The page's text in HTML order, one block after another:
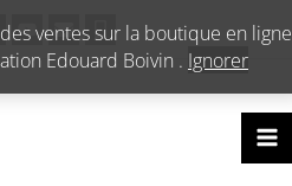
ventes sur la boutique en
Edouard Boivin . Ignorer